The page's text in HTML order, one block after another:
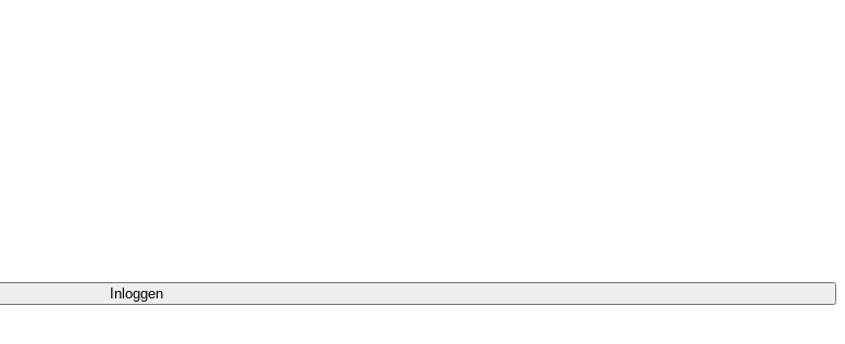
Inloggen